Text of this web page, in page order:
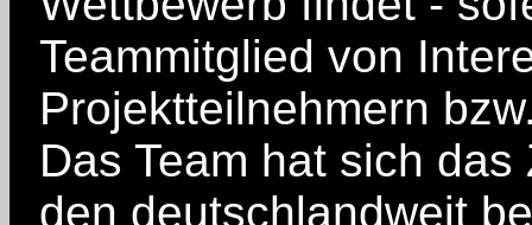
Teammitglied von
Projektteilnehmern
Das Team hat sich
den deutschlandweit